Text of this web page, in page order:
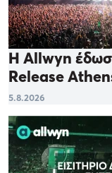
Η Allwyn
Release
5.8.2026